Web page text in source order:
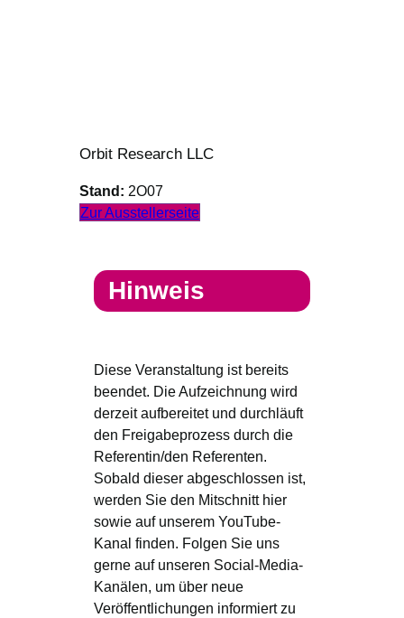
Orbit Research LLC
Stand: 2O07
Zur Ausstellerseite
Hinweis
Diese Veranstaltung ist bereits
beendet. Die Aufzeichnung wird
derzeit aufbereitet und durchläuft
den Freigabeprozess durch die
Referentin/den Referenten.
Sobald dieser abgeschlossen ist,
werden Sie den Mitschnitt hier
sowie auf unserem YouTube-
Kanal finden. Folgen Sie uns
gerne auf unseren Social-Media-
Kanälen, um über neue
Veröffentlichungen informiert zu